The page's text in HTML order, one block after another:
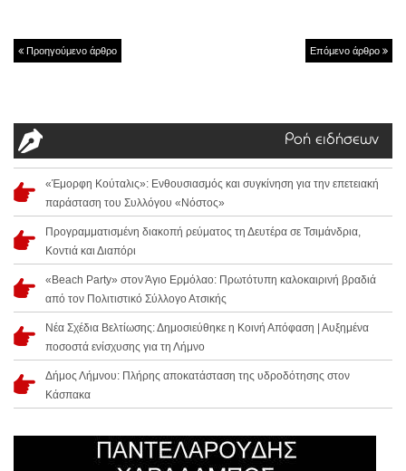
Προηγούμενο άρθρο Επόμενο άρθρο
Ροή ειδήσεων
«Έμορφη Κούταλις»: Ενθουσιασμός και συγκίνηση για την επετειακή
παράσταση του Συλλόγου «Νόστος»
Προγραμματισμένη διακοπή ρεύματος τη Δευτέρα σε Τσιμάνδρια,
Κοντιά και Διαπόρι
«Beach Party» στον Άγιο Ερμόλαο: Πρωτότυπη καλοκαιρινή βραδιά
από τον Πολιτιστικό Σύλλογο Ατσικής
Νέα Σχέδια Βελτίωσης: Δημοσιεύθηκε η Κοινή Απόφαση | Αυξημένα
ποσοστά ενίσχυσης για τη Λήμνο
Δήμος Λήμνου: Πλήρης αποκατάσταση της υδροδότησης στον
Κάσπακα